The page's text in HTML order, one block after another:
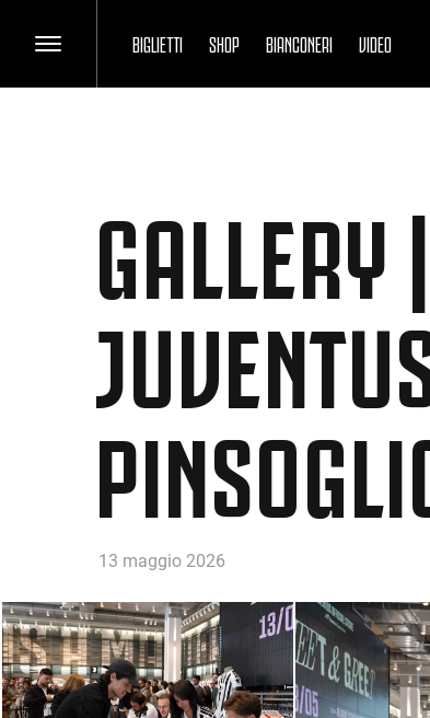
BIGLIETTI SHOP BIANCONERI VIDEO
GALLERY
13 maggio 2026